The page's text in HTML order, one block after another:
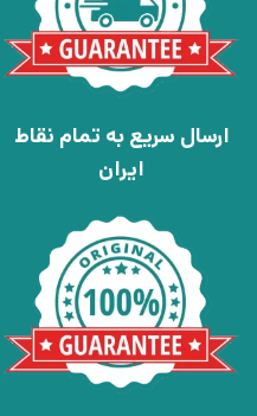
ارسال سریع به تمام نقاط
ایران